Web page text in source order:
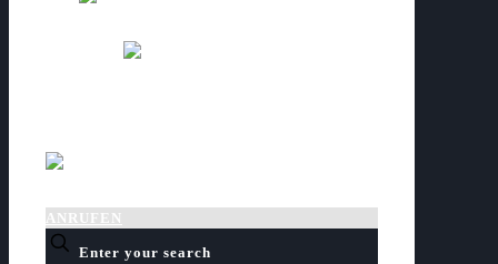
ANRUFEN
Enter your search